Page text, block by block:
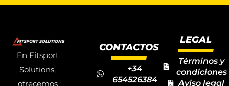
En Fitsport
Solutions,
ofrecemos
CONTACTOS
+34
654526384
LEGAL
Términos y
condiciones
Aviso legal